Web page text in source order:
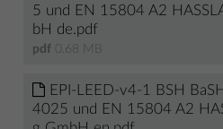
5 und EN 15804 A2
bH de.pdf
pdf 0.68 MB
EPI-LEED-v4-1 BSH
4025 und EN 15804 A2